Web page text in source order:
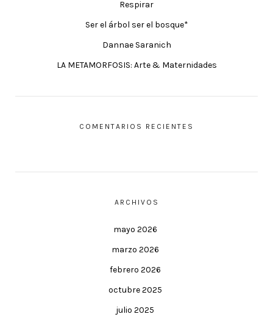
Respirar
Ser el árbol ser el bosque*
Dannae Saranich
LA METAMORFOSIS: Arte & Maternidades
COMENTARIOS RECIENTES
ARCHIVOS
mayo 2026
marzo 2026
febrero 2026
octubre 2025
julio 2025